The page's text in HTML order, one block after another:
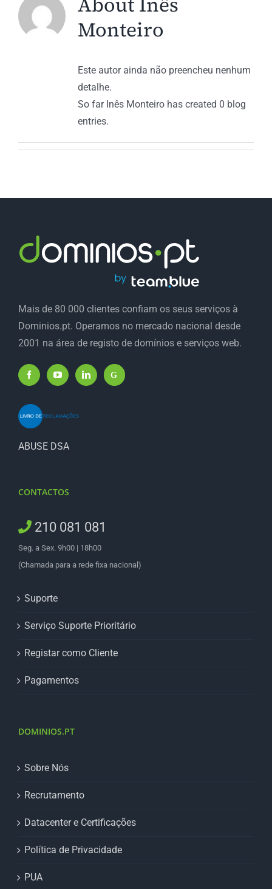
Monteiro
Este autor ainda não preencheu nenhum
detalhe.
So far Inês Monteiro has created 0 blog
entries.
Mais de 80 000 clientes confiam os seus serviços à
Dominios.pt. Operamos no mercado nacional desde
2001 na área de registo de domínios e serviços web.
ABUSE DSA
CONTACTOS
210 081 081
Seg. a Sex. 9h00 | 18h00
(Chamada para a rede fixa nacional)
Suporte
Serviço Suporte Prioritário
Registar como Cliente
Pagamentos
DOMINIOS.PT
Sobre Nós
Recrutamento
Datacenter e Certificações
Política de Privacidade
PUA